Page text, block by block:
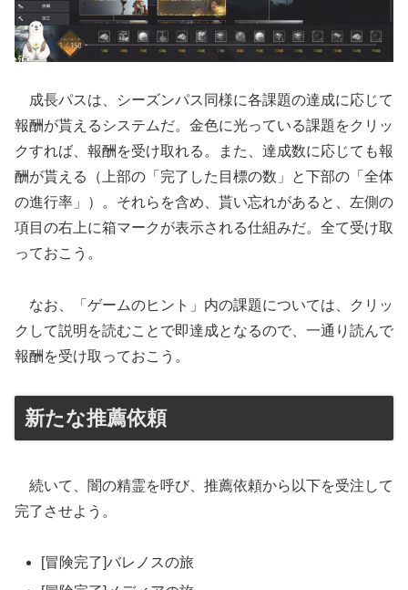
成長パスは、シーズンパス同様に各課題の達成に応じて
報酬が貰えるシステムだ。金色に光っている課題をクリッ
クすれば、報酬を受け取れる。また、達成数に応じても報
酬が貰える（上部の「完了した目標の数」と下部の「全体
の進行率」）。それらを含め、貰い忘れがあると、左側の
項目の右上に箱マークが表示される仕組みだ。全て受け取
っておこう。
なお、「ゲームのヒント」内の課題については、クリッ
クして説明を読むことで即達成となるので、一通り読んで
報酬を受け取っておこう。
新たな推薦依頼
続いて、闇の精霊を呼び、推薦依頼から以下を受注して
完了させよう。
[冒険完了]バレノスの旅